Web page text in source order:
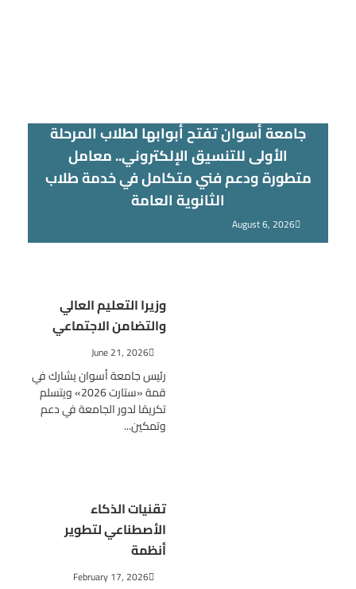
جامعة أسوان تفتح أبوابها لطلاب المرحلة
الأولى للتنسيق الإلكتروني.. معامل
متطورة ودعم فني متكامل في خدمة طلاب
الثانوية العامة
August 6, 2026
وزيرا التعليم العالي
والتضامن الاجتماعي
June 21, 2026
رئيس جامعة أسوان يشارك في
قمة «ستارت 2026» ويتسلم
تكريمًا لدور الجامعة في دعم
وتمكين...
تقنيات الذكاء
الأصطناعي لتطوير
أنظمة
February 17, 2026